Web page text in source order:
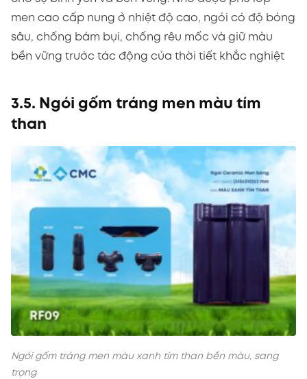
men cao cấp nung ở nhiệt độ cao, ngói có độ bóng
sâu, chống bám bụi, chống rêu mốc và giữ màu
bền vững trước tác động của thời tiết khắc nghiệt
3.5. Ngói gốm tráng men màu tím
than
Ngói gốm tráng men màu xanh tím than bền màu, sang
trọng